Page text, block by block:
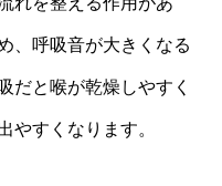
、呼吸音が大きくなる
だと喉が乾燥しやすく
やすくなります。